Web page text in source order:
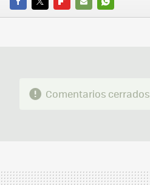
FACEBOOK
TWITTERFLIPBOARD
E-
WHATSAPP
Comentarios cerrados